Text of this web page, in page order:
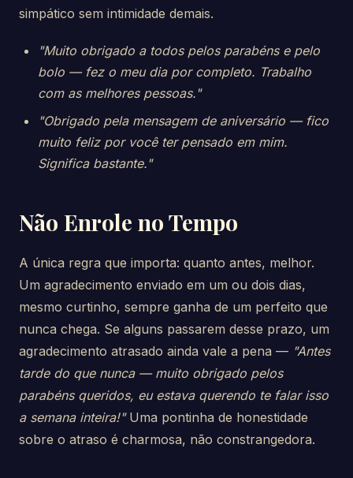
simpático sem intimidade demais.
"Muito obrigado a todos pelos parabéns e pelo
bolo — fez o meu dia por completo. Trabalho
com as melhores pessoas."
"Obrigado pela mensagem de aniversário — fico
muito feliz por você ter pensado em mim.
Significa bastante."
Não Enrole no Tempo
A única regra que importa: quanto antes, melhor.
Um agradecimento enviado em um ou dois dias,
mesmo curtinho, sempre ganha de um perfeito que
nunca chega. Se alguns passarem desse prazo, um
agradecimento atrasado ainda vale a pena — "Antes
tarde do que nunca — muito obrigado pelos
parabéns queridos, eu estava querendo te falar isso
a semana inteira!"Uma pontinha de honestidade
sobre o atraso é charmosa, não constrangedora.